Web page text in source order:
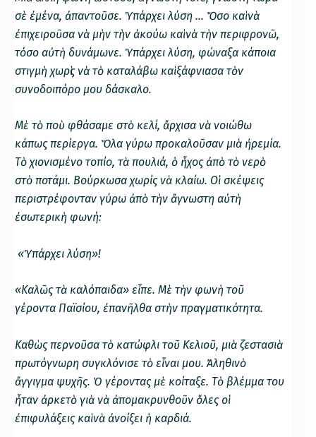
σὲ ἐμένα, ἀπαντοῦσε. Ὑπάρχει λύση … Ὅσο καὶ νὰ
ἐπιχειροῦσα νὰ μὴν τὴν ἀκούω καὶ νὰ τὴν περιφρονῶ,
τόσο αὐτὴ δυνάμωνε. Ὑπάρχει λύση, φώναξα κάποια
στιγμὴ χωρὶς νὰ τὸ καταλάβω καὶ ξάφνιασα τὸν
συνοδοιπόρο μου δάσκαλο.
Μὲ τὸ ποὺ φθάσαμε στὸ κελί, ἄρχισα νὰ νοιώθω
κάπως περίεργα. Ὅλα γύρω προκαλοῦσαν μιὰ ἠρεμία.
Τὸ χιονισμένο τοπίο, τὰ πουλιά, ὁ ἦχος ἀπὸ τὸ νερὸ
στὸ ποτάμι. Βούρκωσα χωρίς νὰ κλαίω. Οἱ σκέψεις
περιστρέφονταν γύρω ἀπὸ τὴν ἄγνωστη αὐτὴ
ἐσωτερικὴ φωνή:
«Ὑπάρχει λύση»!
«Καλῶς τὰ καλόπαιδα» εἶπε. Μὲ τὴν φωνὴ τοῦ
γέροντα Παϊσίου, ἐπανῆλθα στὴν πραγματικότητα.
Καθὼς περνοῦσα τὸ κατώφλι τοῦ Κελιοῦ, μιὰ ζεστασιὰ
πρωτόγνωρη συγκλόνισε τὸ εἶναι μου. Ἀληθινὸ
ἄγγιγμα ψυχῆς. Ὁ γέροντας μὲ κοίταξε. Τὸ βλέμμα του
ἦταν ἀρκετὸ γιὰ νὰ ἀπομακρυνθοῦν ὅλες οἱ
ἐπιφυλάξεις καὶ νὰ ἀνοίξει ἡ καρδιά.